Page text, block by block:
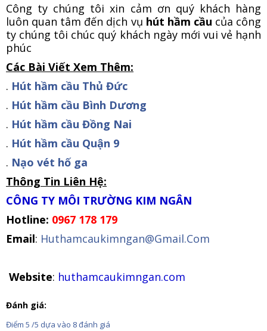
Công ty chúng tôi xin cảm ơn quý khách hàng
luôn quan tâm đến dịch vụ hút hầm cầu của công
ty chúng tôi chúc quý khách ngày mới vui vẻ hạnh
phúc
Các Bài Viết Xem Thêm:
. Hút hầm cầu Thủ Đức
. Hút hầm cầu Bình Dương
. Hút hầm cầu Đồng Nai
. Hút hầm cầu Quận 9
. Nạo vét hố ga
Thông Tin Liên Hệ:
CÔNG TY MÔI TRƯỜNG KIM NGÂN
Hotline: 0967 178 179
Email: Huthamcaukimngan@Gmail.Com
Website: huthamcaukimngan.com
Đánh giá:
Điểm 5 /5 dựa vào 8đánh giá